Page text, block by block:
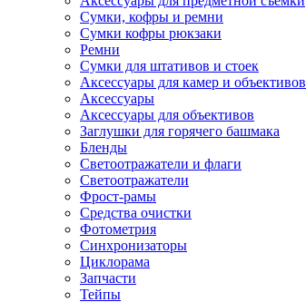
Сумки, кофры и ремни
Сумки кофры рюкзаки
Ремни
Сумки для штативов и стоек
Аксессуары для камер и объективов
Аксессуары
Аксессуары для объективов
Заглушки для горячего башмака
Бленды
Светоотражатели и флаги
Светоотражатели
Фрост-рамы
Средства очистки
Фотометрия
Синхронизаторы
Циклорама
Запчасти
Тейпы